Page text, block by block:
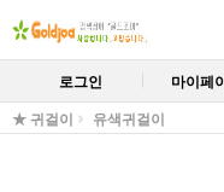
로그인 마이페
★ 귀걸이 유색귀걸이